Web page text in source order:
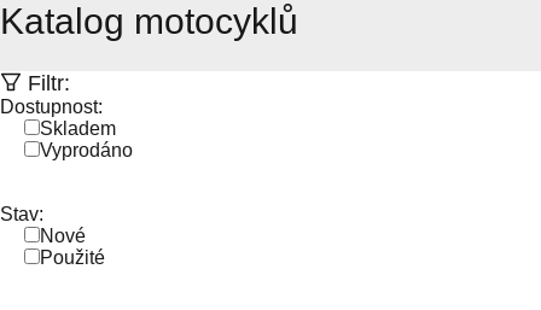
Katalog motocyklů
Filtr:
Dostupnost:
Skladem
Vyprodáno
Stav:
Nové
Použité